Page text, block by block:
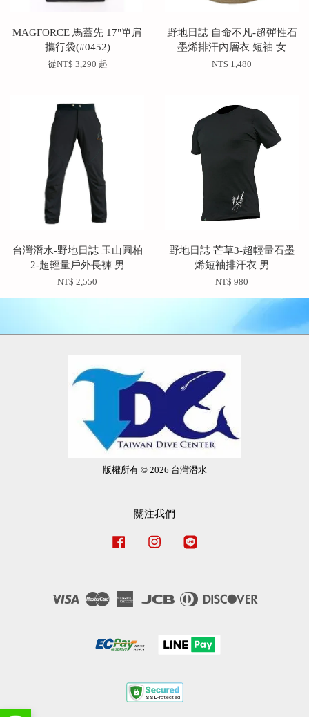
MAGFORCE 馬蓋先 17"單肩
攜行袋(#0452)
從NT$ 3,290 起
野地日誌 自命不凡-超彈性石
墨烯排汗內層衣 短袖 女
NT$ 1,480
台灣潛水-野地日誌 玉山圓柏
2-超輕量戶外長褲 男
NT$ 2,550
野地日誌 芒草3-超輕量石墨
烯短袖排汗衣 男
NT$ 980
版權所有 © 2026 台灣潛水
關注我們
Facebook Instagram
Visa Master
American
JCB
Diners